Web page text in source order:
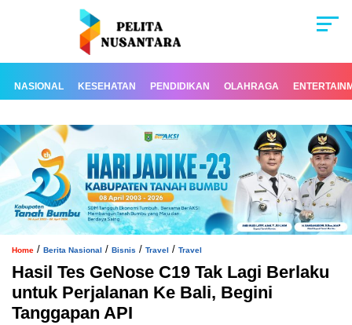
NASIONAL KESEHATAN PENDIDIKAN OLAHRAGA
Home / Berita Nasional / Bisnis / Travel / Travel
Hasil Tes GeNose C19 Tak Lagi Berlaku
untuk Perjalanan Ke Bali, Begini
Tanggapan API